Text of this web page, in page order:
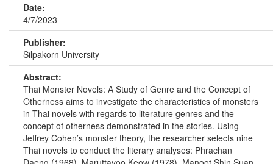
Date:
4/7/2023
Publisher:
Silpakorn University
Abstract:
Thai Monster Novels: A Study of Genre and the Concept of
Otherness aims to investigate the characteristics of monsters
in Thai novels with regards to literature genres and the
concept of otherness demonstrated in the stories. Using
Jeffrey Cohen’s monster theory, the researcher selects nine
Thai novels to conduct the literary analyses: Phrachan